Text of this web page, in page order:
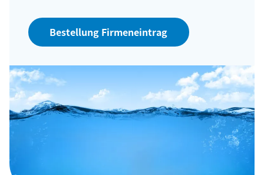
Bestellung Firmeneintrag